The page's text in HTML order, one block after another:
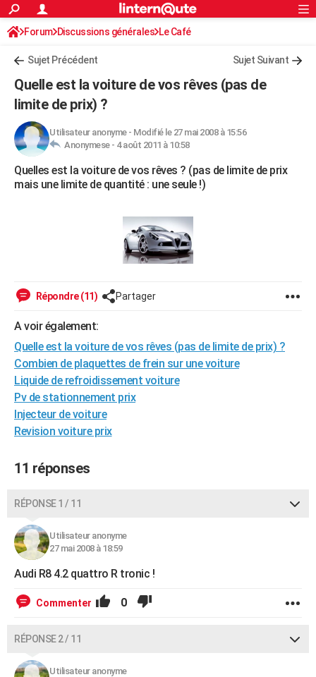
ACTUALITÉS
Politique
Société
Faits Divers
Education
Monde
Villes
+
Programme TV
TNTStreaming
Cinéma
Sorties cinéma
Musique
+FINANCE
Retraite
Impôts
Epargne
Immobilier
Risques naturels par ville
Banque
Assurance
Crédit
AUTO
Essais
Réserver un essai
Citadines
Berlines
SUV
Forum auto
HIGH-TECH
Mobiles
Meilleur smartphone
Internet
Ordinateurs
Jeux vidéo
Guide high-tech
+BRICOLAGE
Alimentation
Guide de la santé
Maladies
Médicaments
Sommeil
VOYAGE
Destinations
City break
Voyage nature
Voyage de noces
Forum
Climat
+PHOTO
GUIDES D'ACHAT
BONS PLANS
CARTE DE VOEUX
Dictionnaire
Biographies
Citations
Expressions
Proverbes
PROGRAMME TV
COPAINS D'AVANT
S'inscrire
Se connecter
Lycées
Collèges
Primaires
Universités
Entreprises
Service militaire
Avis de recherche
AVIS DE DÉCÈS
FORUM
S'inscrire
Connexion
Forum Discussions générales Le Café
Sujet Précédent Sujet Suivant
Quelle est la voiture de vos rêves (pas de
limite de prix) ?
Utilisateur anonyme- Modifié le 27 mai 2008 à 15:56
Anonymese - 4 août 2011 à 10:58
Quelles est la voiture de vos rêves ? (pas de limite de prix
mais une limite de quantité : une seule !)
Répondre (11) Partager
A voir également:
Quelle est la voiture de vos rêves (pas de limite de prix) ?
Combien de plaquettes de frein sur une voiture
Liquide de refroidissement voiture
Pv de stationnement prix
Injecteur de voiture
Revision voiture prix
11 réponses
RÉPONSE 1 / 11
Utilisateur anonyme
27 mai 2008 à 18:59
Audi R8 4.2 quattro R tronic !
Commenter 0
RÉPONSE 2 / 11
Utilisateur anonyme